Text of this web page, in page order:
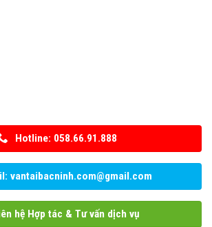
Hotline: 058.66.91.888
vantaibacninh.com@gmail.com
hệ Hợp tác & Tư vấn dịch vụ